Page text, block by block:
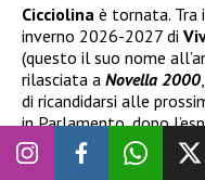
Cicciolina è tornata. Tra
inverno 2026-2027 di
(questo il suo nome
rilasciata a Novella 2000
di ricandidarsi alle
in Parlamento, dopo
legislatura, tra il 1987 e